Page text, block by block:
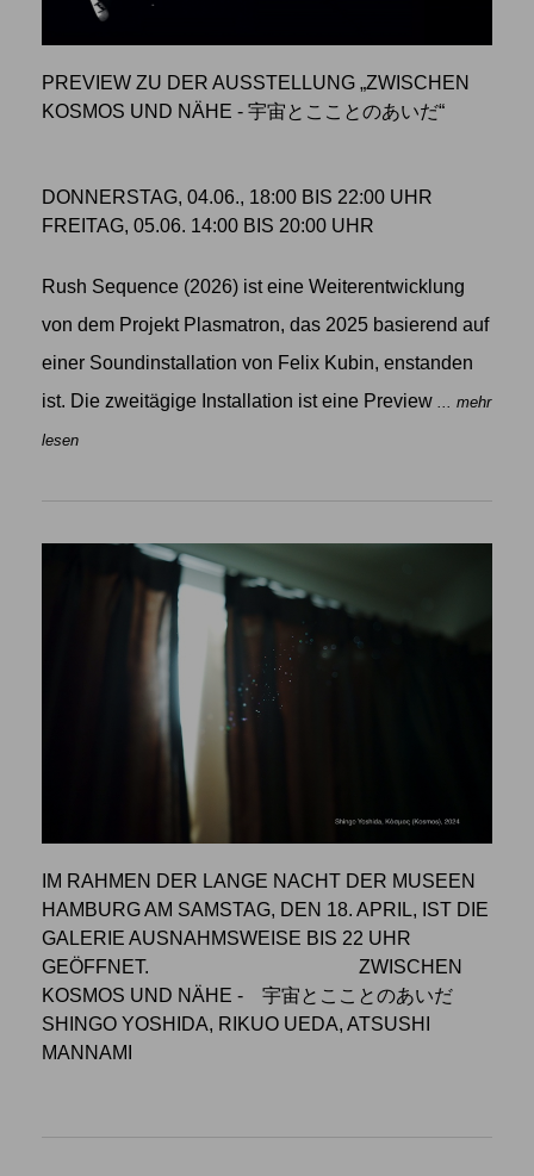
PREVIEW ZU DER AUSSTELLUNG „ZWISCHEN
KOSMOS UND NÄHE - 宇宙とこことのあいだ“
DONNERSTAG, 04.06., 18:00 BIS 22:00 UHR
FREITAG, 05.06. 14:00 BIS 20:00 UHR
Rush Sequence (2026) ist eine Weiterentwicklung
von dem Projekt Plasmatron, das 2025 basierend auf
einer Soundinstallation von Felix Kubin, enstanden
ist. Die zweitägige Installation ist eine Preview ... mehr
lesen
IM RAHMEN DER LANGE NACHT DER MUSEEN
HAMBURG AM SAMSTAG, DEN 18. APRIL, IST DIE
GALERIE AUSNAHMSWEISE BIS 22 UHR
GEÖFFNET. ZWISCHEN
KOSMOS UND NÄHE - 宇宙とこことのあいだ
SHINGO YOSHIDA, RIKUO UEDA, ATSUSHI
MANNAMI